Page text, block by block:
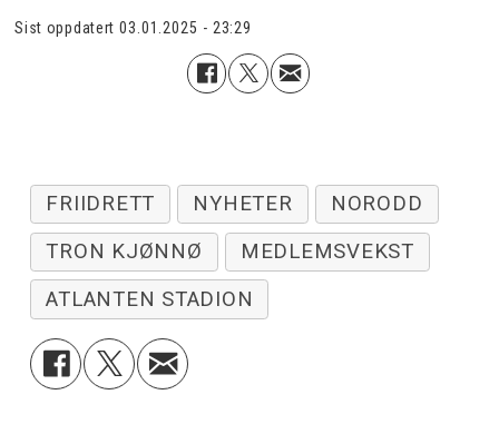
Sist oppdatert 03.01.2025 - 23:29
FRIIDRETT NYHETER
NORODD
TRON KJØNNØ
MEDLEMSVEKST
ATLANTEN STADION